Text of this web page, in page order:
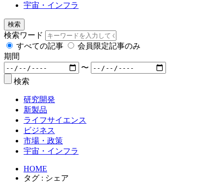
宇宙・インフラ
検索
検索ワード
すべての記事
会員限定記事のみ
期間
〜
検索
研究開発
新製品
ライフサイエンス
ビジネス
市場・政策
宇宙・インフラ
HOME
タグ : シェア